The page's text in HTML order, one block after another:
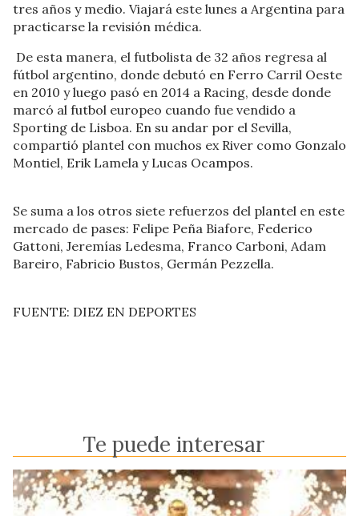
tres años y medio. Viajará este lunes a Argentina para
practicarse la revisión médica.
De esta manera, el futbolista de 32 años regresa al
fútbol argentino, donde debutó en Ferro Carril Oeste
en 2010 y luego pasó en 2014 a Racing, desde donde
marcó al futbol europeo cuando fue vendido a
Sporting de Lisboa. En su andar por el Sevilla,
compartió plantel con muchos ex River como Gonzalo
Montiel, Erik Lamela y Lucas Ocampos.
Se suma a los otros siete refuerzos del plantel en este
mercado de pases: Felipe Peña Biafore, Federico
Gattoni, Jeremías Ledesma, Franco Carboni, Adam
Bareiro, Fabricio Bustos, Germán Pezzella.
FUENTE: DIEZ EN DEPORTES
Te puede interesar